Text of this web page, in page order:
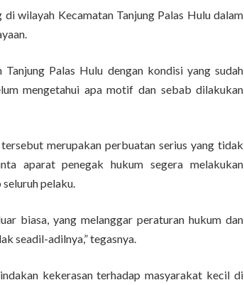
wilayah Kecamatan Tanjung Palas Hulu dalam
Palas Hulu dengan kondisi yang sudah
mengetahui apa motif dan sebab dilakukan
merupakan perbuatan serius yang tidak
aparat penegak hukum segera melakukan
pelaku.
biasa, yang melanggar peraturan hukum dan
seadil-adilnya,” tegasnya.
kekerasan terhadap masyarakat kecil di